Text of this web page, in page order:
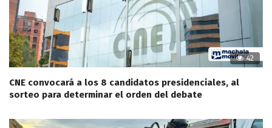
42
CNE convocará a los 8 candidatos presidenciales, al
sorteo para determinar el orden del debate